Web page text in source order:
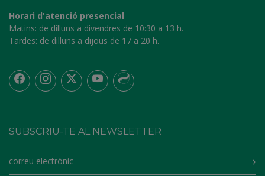
SUBSCRIU-TE AL NEWSLETTER
Horari d'atenció presencial
Matins: de dilluns a divendres de 10:30 a 13 h.
Tardes: de dilluns a dijous de 17 a 20 h.